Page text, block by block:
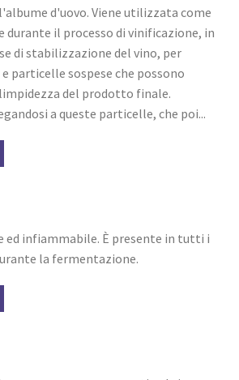
d'uovo. Viene utilizzata come
il processo di vinificazione, in
di stabilizzazione del vino, per
particelle sospese che possono
del prodotto finale.
a queste particelle, che poi...
ed infiammabile. È presente in tutti i
la fermentazione.